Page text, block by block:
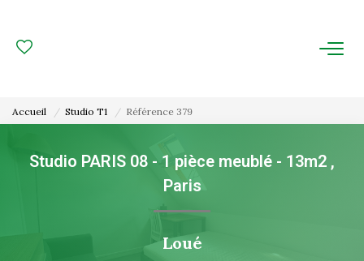
FAIRE GÉRER
Gestion Locative
Gestion De Copropriété
Accueil Studio T1 Référence 379
Studio PARIS 08 - 1 pièce meublé - 13m2 ,
Paris
Loué